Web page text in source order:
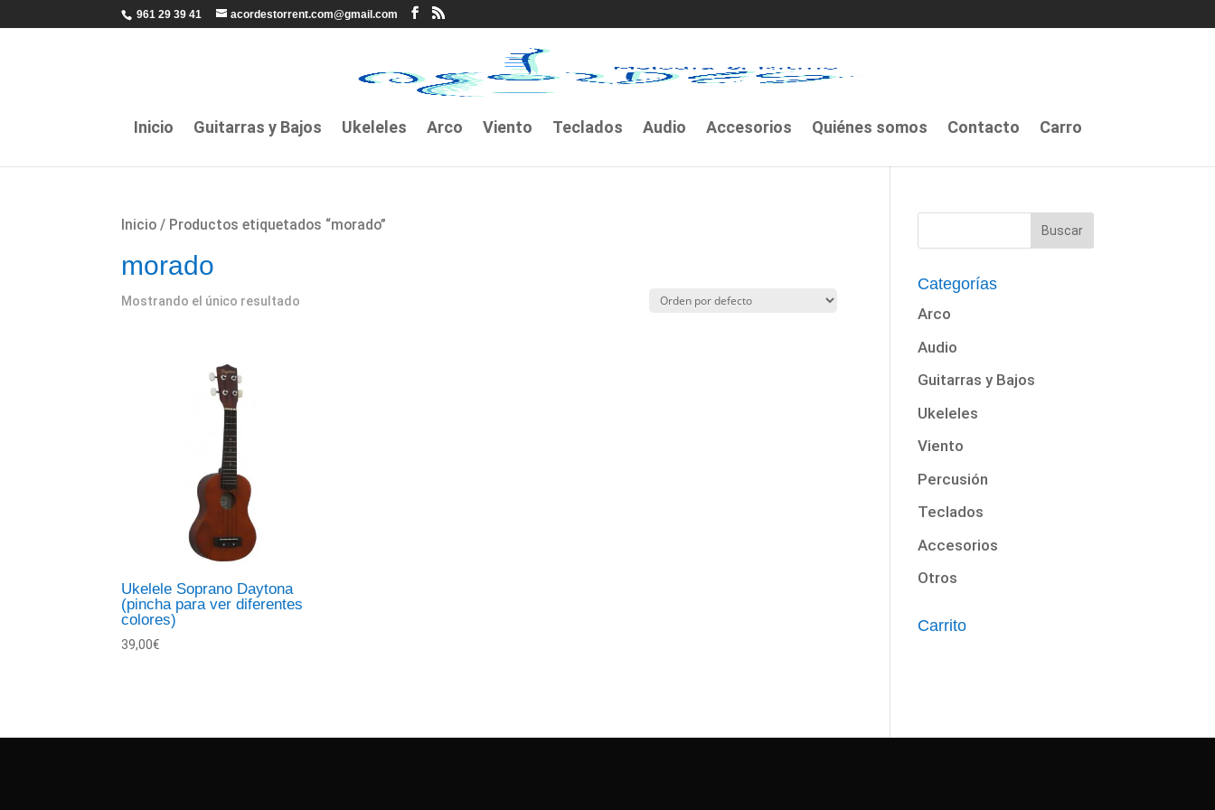
961 29 39 41 acordestorrent.com@gmail.com
Inicio Guitarras y Bajos Ukeleles Arco Viento Teclados Audio Accesorios Quiénes somos Contacto Carro
Inicio / Productos etiquetados “morado”
morado
Mostrando el único resultado
Ukelele Soprano Daytona
(pincha para ver diferentes
colores)
39,00€
Categorías
Arco
Audio
Guitarras y Bajos
Ukeleles
Viento
Percusión
Teclados
Accesorios
Otros
Carrito